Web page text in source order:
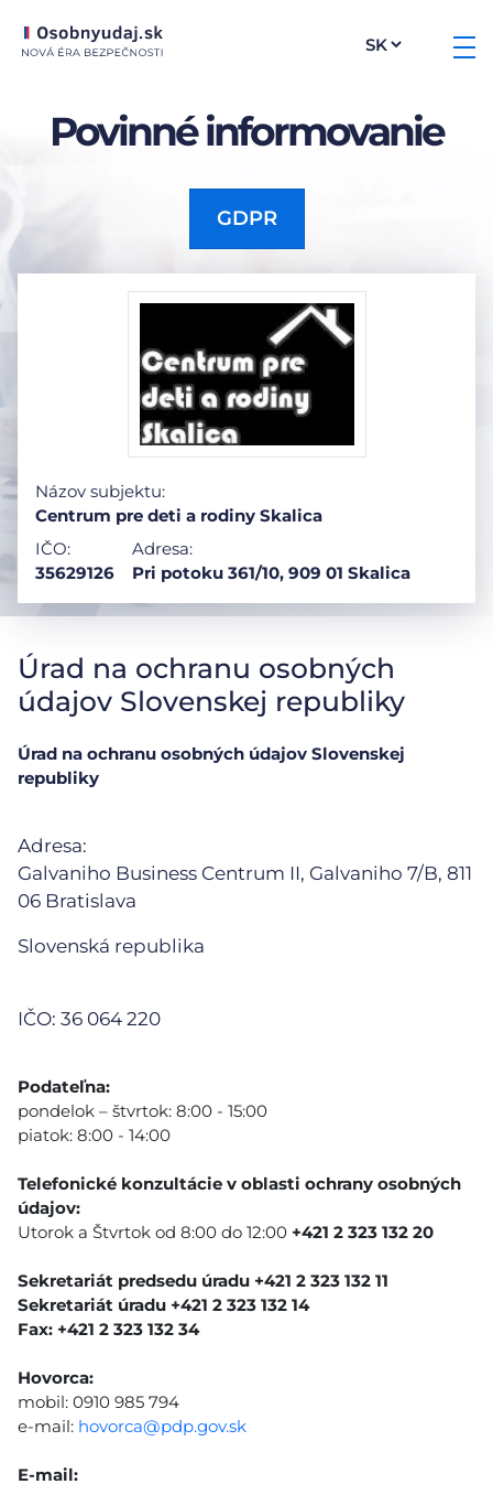
Povinné informovanie
GDPR
Názov subjektu:
Centrum pre deti a rodiny Skalica
IČO:
35629126
Adresa:
Pri potoku 361/10, 909 01 Skalica
Úrad na ochranu osobných
údajov Slovenskej republiky
Úrad na ochranu osobných údajov Slovenskej
republiky
Adresa:
Galvaniho Business Centrum II, Galvaniho 7/B, 811
06 Bratislava
Slovenská republika
IČO: 36 064 220
Podateľna:
pondelok – štvrtok: 8:00 - 15:00
piatok: 8:00 - 14:00
Telefonické konzultácie v oblasti ochrany osobných
údajov:
Utorok a Štvrtok od 8:00 do 12:00 +421 2 323 132 20
Sekretariát predsedu úradu +421 2 323 132 11
Sekretariát úradu +421 2 323 132 14
Fax: +421 2 323 132 34
Hovorca:
mobil: 0910 985 794
e-mail: hovorca@pdp.gov.sk
E-mail: